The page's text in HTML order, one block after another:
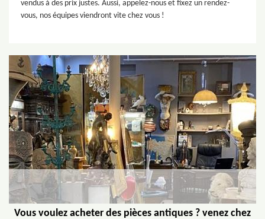
vendus à des prix justes. Aussi, appelez-nous et fixez un rendez-
vous, nos équipes viendront vite chez vous !
Vous voulez acheter des pièces antiques ? venez chez